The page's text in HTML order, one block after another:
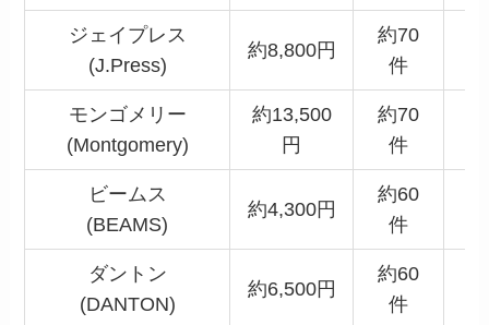
ジェイプレス
(J.Press)
約8,800円
約70
件
モンゴメリー
(Montgomery)
約13,500
円
約70
件
ビームス
(BEAMS)
約4,300円
約60
件
ダントン
(DANTON)
約6,500円
約60
件